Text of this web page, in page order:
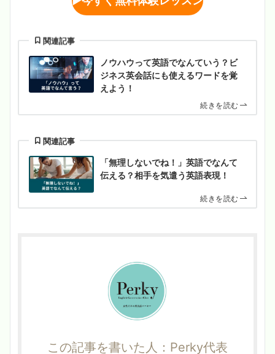
関連記事
ノウハウって英語でなんていう？ビ
ジネス英会話にも使えるワードを覚
えよう！
続きを読む
関連記事
「無理しないでね！」英語でなんて
伝える？相手を気遣う英語表現！
続きを読む
この記事を書いた人：Perky代表